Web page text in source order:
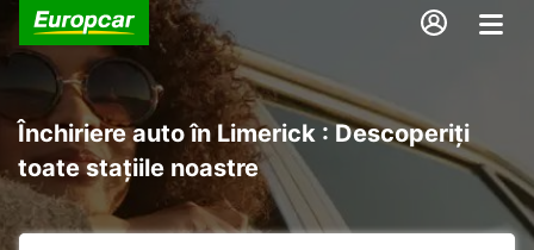
Închiriere auto în Limerick : Descoperiți
toate stațiile noastre